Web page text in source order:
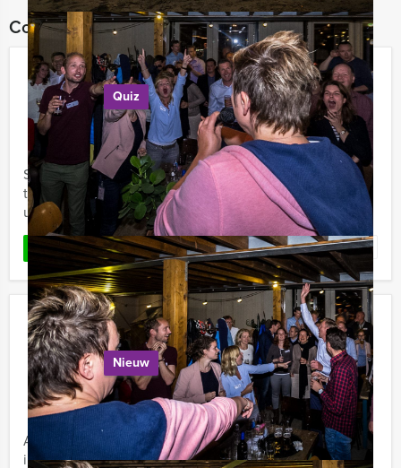
Combineer dit uitje met:
Ranking the Stars in Antwerpen
Quiz
Vanaf€ 29,50 p.p. excl. BTW
Vanaf 12 personen ‐ 2 uur
Speel Ranking the Stars van Antwerpen Excursies
tijdens uw uitje naar de stad. Uw groepsuitje, familie-
uitje, of bedrijfsfeest wordt er stuk vrolijker van.
LEES MEER Favoriet
Escape City Tablet Game in
Antwerpen
Nieuw
Vanaf€ 27,50 p.p. excl. BTW
Vanaf 12 personen ‐ 2 uur en 30 minuten
Antwerpen Excursies biedt u de Escape City Game aan
in hartje Antwerpen waar teambuilding, logisch